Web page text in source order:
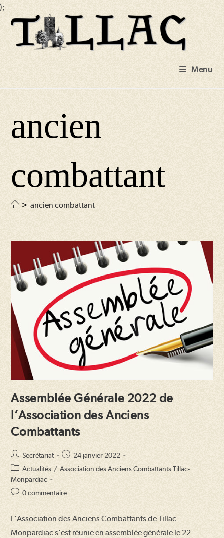
);
Skip
content
Menu
ancien
combattant
> ancien combattant
Assemblée Générale 2022 de
l’Association des Anciens
Combattants
Auteur/autrice
de
la
publication :
Secrétariat
Publication
publiée :
24 janvier 2022
Post
category:
Actualités / Association des Anciens Combattants Tillac-
Monpardiac
Commentaires
publication :
0 commentaire
L'Association des Anciens Combattants de Tillac-
Monpardiac s'est réunie en assemblée générale le 22